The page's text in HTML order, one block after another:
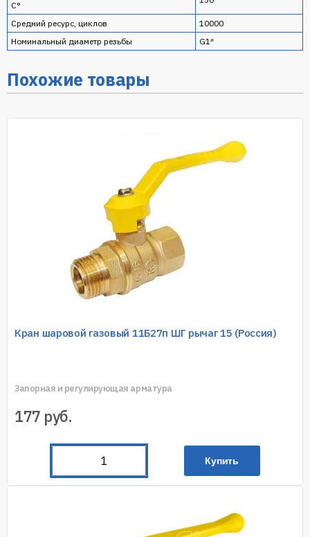
С°
Средний ресурс, циклов
10000
Номинальный диаметр резьбы
G1″
Похожие товары
Кран шаровой газовый 11Б27п ШГ рычаг 15 (Россия)
Запорная и регулирующая арматура
177 руб.
Купить